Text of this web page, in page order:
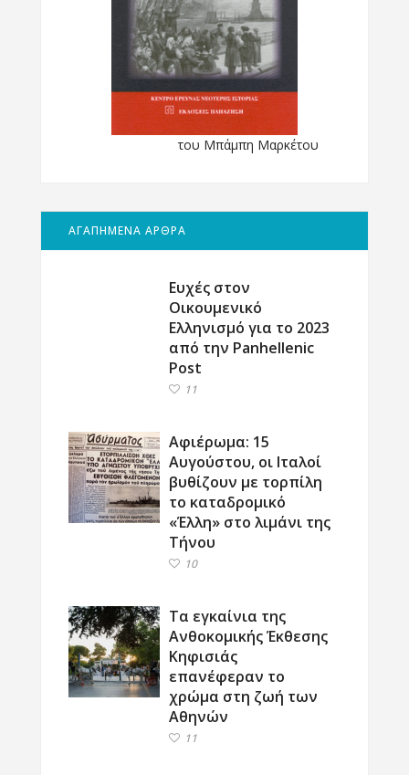
του Μπάμπη Μαρκέτου
ΑΓΑΠΗΜΕΝΑ ΑΡΘΡΑ
Ευχές στον
Οικουμενικό
Ελληνισμό για το 2023
από την Panhellenic
Post
11
Αφιέρωμα: 15
Αυγούστου, οι Ιταλοί
βυθίζουν με τορπίλη
το καταδρομικό
«Έλλη» στο λιμάνι της
Τήνου
10
Τα εγκαίνια της
Ανθοκομικής Έκθεσης
Κηφισιάς
επανέφεραν το
χρώμα στη ζωή των
Αθηνών
11